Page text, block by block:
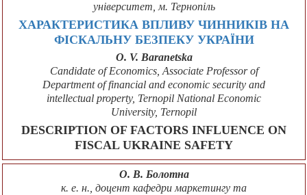
університет, м. Тернопіль
ХАРАКТЕРИСТИКА ВПЛИВУ ЧИННИКІВ НА
ФІСКАЛЬНУ БЕЗПЕКУ УКРАЇНИ
О. V. Baranetska
Candidate of Economics, Associate Professor of
Department of financial and economic security and
intellectual property, Ternopil National Economic
University, Ternopil
DESCRIPTION OF FACTORS INFLUENCE ON
FISCAL UKRAINE SAFETY
О. В. Болотна
к. е. н., доцент кафедри маркетингу та